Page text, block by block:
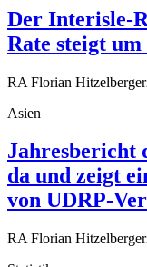
Der Interisle-
Rate steigt
RA Florian Hitzelberger
Asien
Jahresbericht
da und zeigt
von UDRP-
RA Florian Hitzelberger